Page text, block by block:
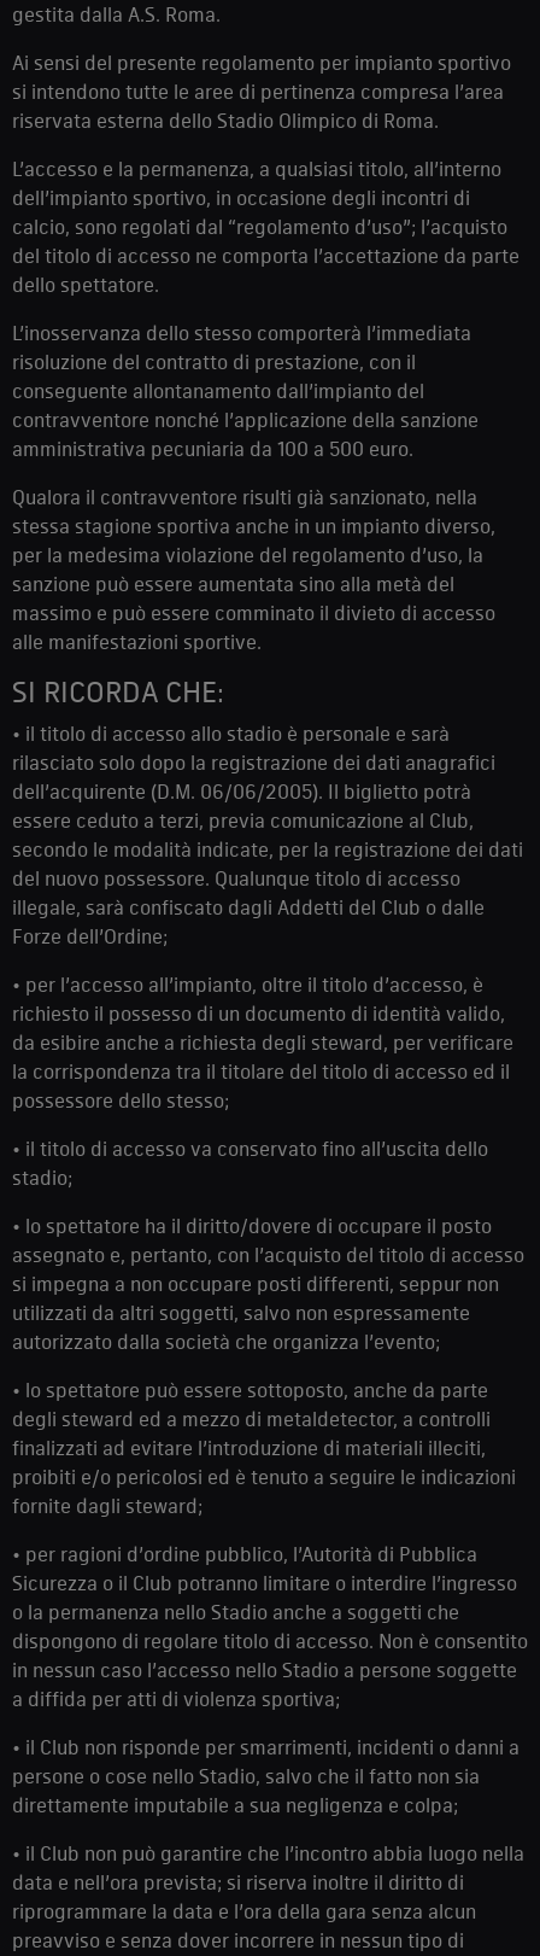
gestita dalla A.S. Roma.
Ai sensi del presente regolamento per impianto sportivo
si intendono tutte le aree di pertinenza compresa l’area
riservata esterna dello Stadio Olimpico di Roma.
L’accesso e la permanenza, a qualsiasi titolo, all’interno
dell’impianto sportivo, in occasione degli incontri di
calcio, sono regolati dal “regolamento d’uso”; l’acquisto
del titolo di accesso ne comporta l’accettazione da parte
dello spettatore.
L’inosservanza dello stesso comporterà l’immediata
risoluzione del contratto di prestazione, con il
conseguente allontanamento dall’impianto del
contravventore nonché l’applicazione della sanzione
amministrativa pecuniaria da 100 a 500 euro.
Qualora il contravventore risulti già sanzionato, nella
stessa stagione sportiva anche in un impianto diverso,
per la medesima violazione del regolamento d’uso, la
sanzione può essere aumentata sino alla metà del
massimo e può essere comminato il divieto di accesso
alle manifestazioni sportive.
SI RICORDA CHE:
• il titolo di accesso allo stadio è personale e sarà
rilasciato solo dopo la registrazione dei dati anagrafici
dell’acquirente (D.M. 06/06/2005). Il biglietto potrà
essere ceduto a terzi, previa comunicazione al Club,
secondo le modalità indicate, per la registrazione dei dati
del nuovo possessore. Qualunque titolo di accesso
illegale, sarà confiscato dagli Addetti del Club o dalle
Forze dell’Ordine;
• per l’accesso all’impianto, oltre il titolo d’accesso, è
richiesto il possesso di un documento di identità valido,
da esibire anche a richiesta degli steward, per verificare
la corrispondenza tra il titolare del titolo di accesso ed il
possessore dello stesso;
• il titolo di accesso va conservato fino all’uscita dello
stadio;
• lo spettatore ha il diritto/dovere di occupare il posto
assegnato e, pertanto, con l’acquisto del titolo di accesso
si impegna a non occupare posti differenti, seppur non
utilizzati da altri soggetti, salvo non espressamente
autorizzato dalla società che organizza l’evento;
• lo spettatore può essere sottoposto, anche da parte
degli steward ed a mezzo di metaldetector, a controlli
finalizzati ad evitare l’introduzione di materiali illeciti,
proibiti e/o pericolosi ed è tenuto a seguire le indicazioni
fornite dagli steward;
• per ragioni d’ordine pubblico, l’Autorità di Pubblica
Sicurezza o il Club potranno limitare o interdire l’ingresso
o la permanenza nello Stadio anche a soggetti che
dispongono di regolare titolo di accesso. Non è consentito
in nessun caso l’accesso nello Stadio a persone soggette
a diffida per atti di violenza sportiva;
• il Club non risponde per smarrimenti, incidenti o danni a
persone o cose nello Stadio, salvo che il fatto non sia
direttamente imputabile a sua negligenza e colpa;
• il Club non può garantire che l’incontro abbia luogo nella
data e nell’ora prevista; si riserva inoltre il diritto di
riprogrammare la data e l’ora della gara senza alcun
preavviso e senza dover incorrere in nessun tipo di